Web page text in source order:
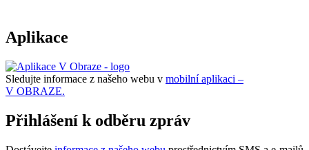
Aplikace
Sledujte informace z našeho webu v mobilní aplikaci –
V OBRAZE.
Přihlášení k odběru zpráv